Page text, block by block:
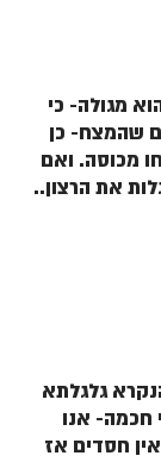
מגולה- כי
שהמצח- כן
מכוסה. ואם
את הרצון..
גלגלתא
חכמה- אנו
חסדים אז